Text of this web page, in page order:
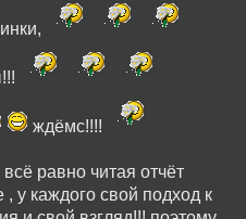
ждёмс!!!!
равно читая отчёт
у каждого свой подход к